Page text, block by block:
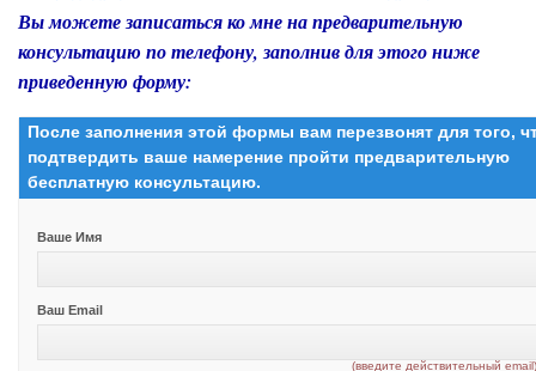
Вы можете записаться ко мне на предварительную
консультацию по телефону, заполнив для этого ниже
приведенную форму:
После заполнения этой формы вам перезвонят для того,
подтвердить ваше намерение пройти предварительную
бесплатную консультацию.
Ваше Имя
Ваш Email
(введите действительный